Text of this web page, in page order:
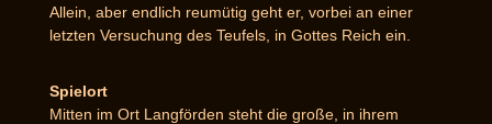
Allein, aber endlich reumütig geht er, vorbei an einer
letzten Versuchung des Teufels, in Gottes Reich ein.
Spielort
Mitten im Ort Langförden steht die große, in ihrem